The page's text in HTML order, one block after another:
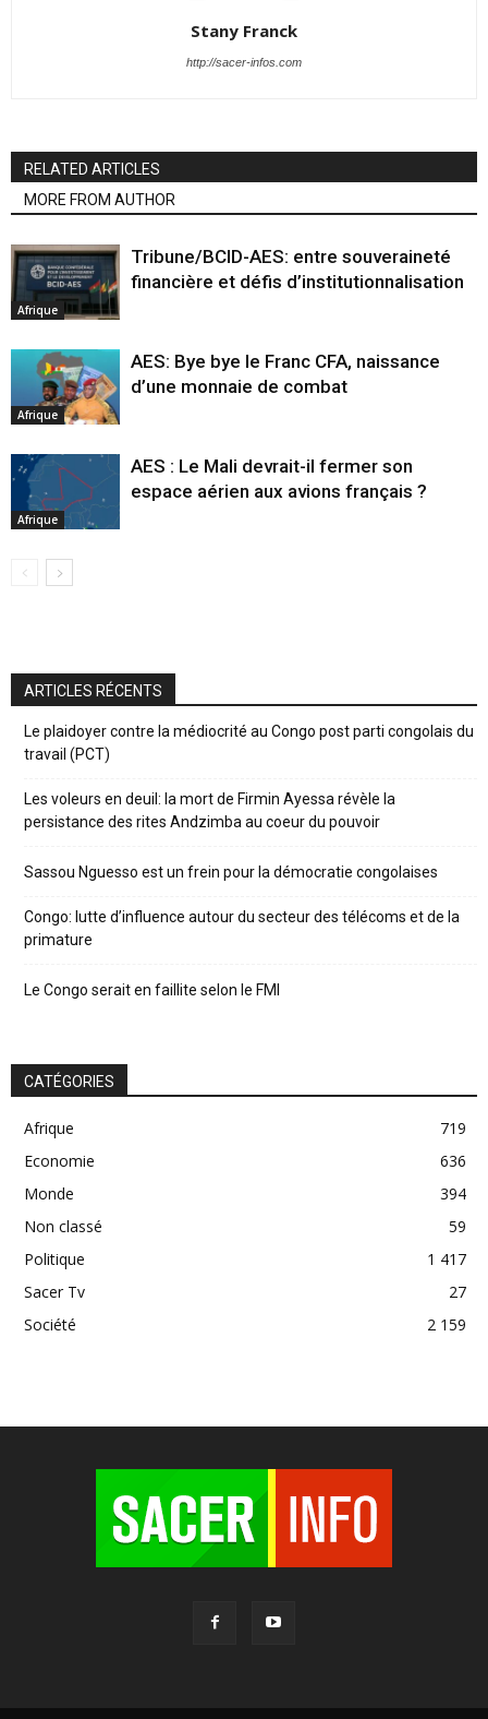
Stany Franck
http://sacer-infos.com
RELATED ARTICLES
MORE FROM AUTHOR
Afrique
Tribune/BCID-AES: entre souveraineté
financière et défis d’institutionnalisation
Afrique
AES: Bye bye le Franc CFA, naissance
d’une monnaie de combat
Afrique
AES : Le Mali devrait-il fermer son
espace aérien aux avions français ?
ARTICLES RÉCENTS
Le plaidoyer contre la médiocrité au Congo post parti congolais du
travail (PCT)
Les voleurs en deuil: la mort de Firmin Ayessa révèle la
persistance des rites Andzimba au coeur du pouvoir
Sassou Nguesso est un frein pour la démocratie congolaises
Congo: lutte d’influence autour du secteur des télécoms et de la
primature
Le Congo serait en faillite selon le FMI
CATÉGORIES
Afrique
719
Economie
636
Monde
394
Non classé
59
Politique
1 417
Sacer Tv
27
Société
2 159